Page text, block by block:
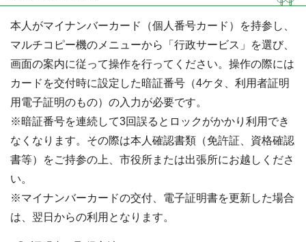
本人がマイナンバーカード（個人番号カード）を持参し、
マルチコピー機のメニューから「行政サービス」を選び、
画面の案内に従って操作を行ってください。操作の際には
カードを交付時に設定した暗証番号（4ケタ、利用者証明
用電子証明のもの）の入力が必要です。
※暗証番号を連続して3回誤るとロックがかかり利用でき
なくなります。その際は本人確認書類（免許証、資格確認
書等）をご持参の上、市役所または出張所にお越しくださ
い。
※マイナンバーカードの交付、電子証明書を更新した場合
は、翌日からの利用となります。